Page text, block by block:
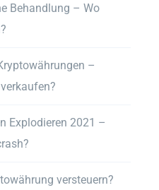
Behandlung – Wo
–
Explodieren 2021 –
versteuern?